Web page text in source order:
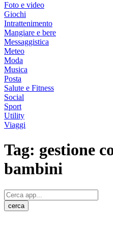
Foto e video
Giochi
Intrattenimento
Mangiare e bere
Messaggistica
Meteo
Moda
Musica
Posta
Salute e Fitness
Social
Sport
Utility
Viaggi
Tag: gestione
bambini